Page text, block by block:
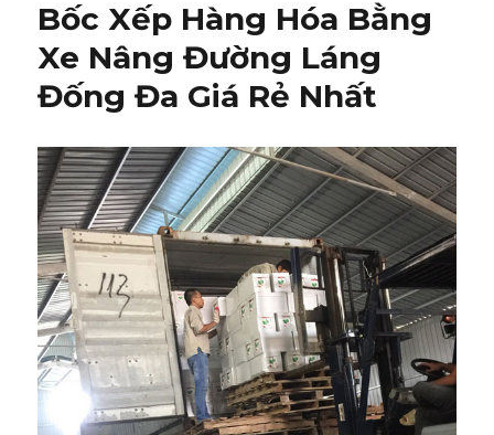
Bốc Xếp Hàng Hóa Bằng
Xe Nâng Đường Láng
Đống Đa Giá Rẻ Nhất